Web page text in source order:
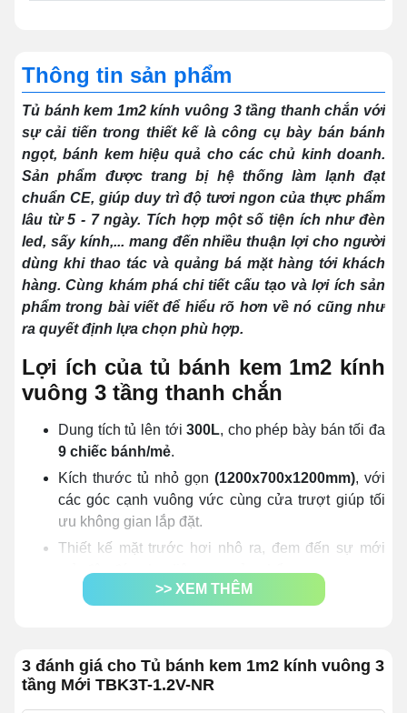
Thông tin sản phẩm
Tủ bánh kem 1m2 kính vuông 3 tầng thanh chắn với
sự cải tiến trong thiết kế là công cụ bày bán bánh
ngọt, bánh kem hiệu quả cho các chủ kinh doanh.
Sản phẩm được trang bị hệ thống làm lạnh đạt
chuẩn CE, giúp duy trì độ tươi ngon của thực phẩm
lâu từ 5 - 7 ngày. Tích hợp một số tiện ích như đèn
led, sấy kính,... mang đến nhiều thuận lợi cho người
dùng khi thao tác và quảng bá mặt hàng tới khách
hàng. Cùng khám phá chi tiết cấu tạo và lợi ích sản
phẩm trong bài viết để hiểu rõ hơn về nó cũng như
ra quyết định lựa chọn phù hợp.
Lợi ích của tủ bánh kem 1m2 kính
vuông 3 tầng thanh chắn
Dung tích tủ lên tới300L, cho phép bày bán tối đa
9 chiếc bánh/mẻ.
Kích thước tủ nhỏ gọn (1200x700x1200mm), với
các góc cạnh vuông vức cùng cửa trượt giúp tối
ưu không gian lắp đặt.
Thiết kế mặt trước hơi nhô ra, đem đến sự mới
mẻ, độc đáo cho diện mạo sản phẩm.
Làm lạnh bằng quạt giókết hợp với block nén
Chỉnh nhiệt linh hoạt trong khoảngtừ 2 - 8 độ C,
giúp tối ưu hiệu quả vận hành, đáp ứng nhu cầu
bảo quản đa dạng.
>> XEM THÊM
3 đánh giá cho Tủ bánh kem 1m2 kính vuông 3
tầng Mới TBK3T-1.2V-NR